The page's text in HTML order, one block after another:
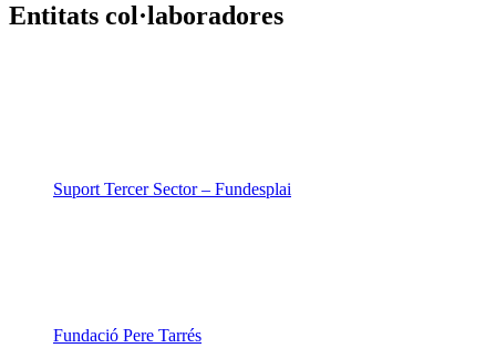
Entitats col·laboradores
Suport Tercer Sector – Fundesplai
Fundació Pere Tarrés